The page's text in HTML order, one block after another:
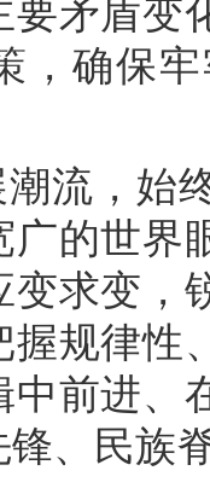
要矛盾变
，确保
流，始
广的世界
变求变，
握规律性
中前进、
、民族